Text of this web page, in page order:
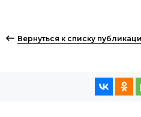
Вернуться к списку